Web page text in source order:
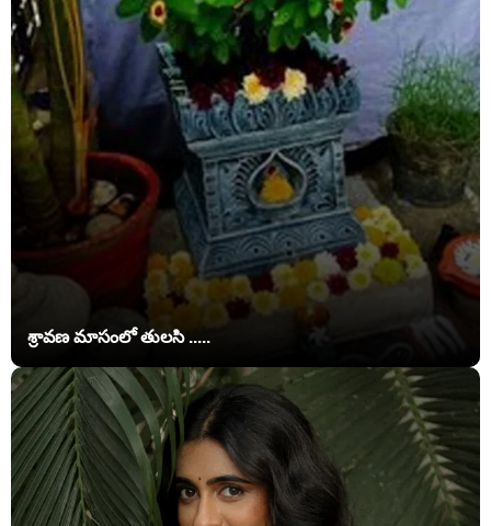
శ్రావణ మాసంలో తులసి .....